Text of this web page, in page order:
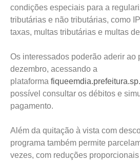
condições especiais para a
tributárias e não tributárias, como
taxas, multas tributárias e multas
Os interessados poderão aderir ao
dezembro, acessando a
plataforma
possível consultar os débitos e
pagamento.
Além da quitação à vista com
programa também permite
vezes, com reduções